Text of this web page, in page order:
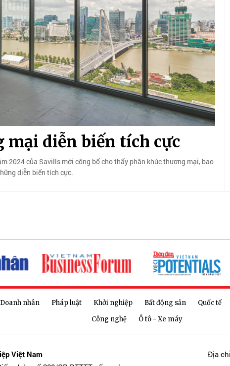
mại diễn biến tích cực
2024 của Savills mới công bố cho thấy phân khúc thương mại, bao
diễn biến tích cực.
Doanh nhân Pháp luật Khởi nghiệp Bất động sản Quốc tế
Công nghệ
Ô tô - Xe máy
Việt Nam
Địa